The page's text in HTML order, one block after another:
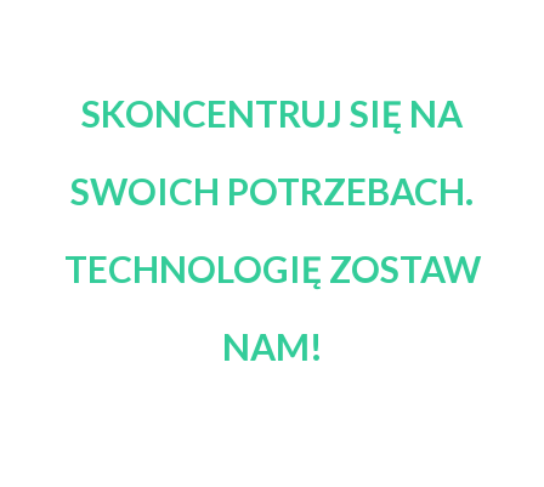
SKONCENTRUJ SIĘ NA
SWOICH POTRZEBACH.
TECHNOLOGIĘ ZOSTAW
NAM!